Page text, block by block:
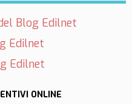
Blog Edilnet
Edilnet
Edilnet
ONLINE